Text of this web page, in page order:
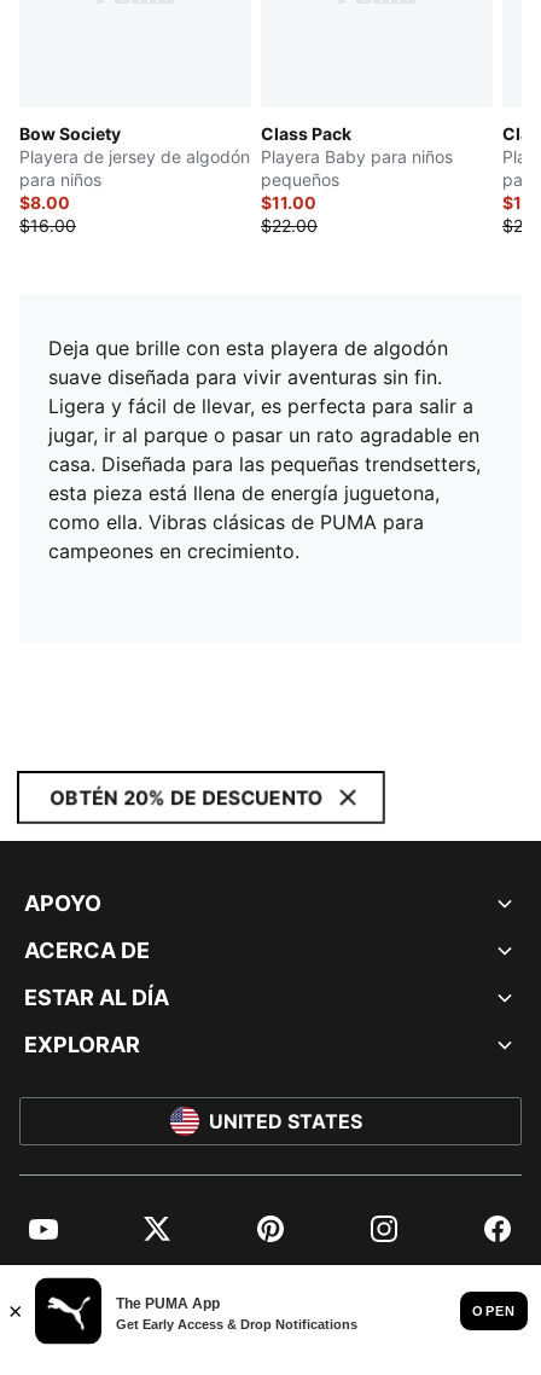
Bow Society
Playera de jersey de algodón
para niños
$8.00
$16.00
Class Pack
Playera Baby para niños
pequeños
$11.00
$22.00
Deja que brille con esta playera de algodón
suave diseñada para vivir aventuras sin fin.
Ligera y fácil de llevar, es perfecta para salir a
jugar, ir al parque o pasar un rato agradable en
casa. Diseñada para las pequeñas trendsetters,
esta pieza está llena de energía juguetona,
como ella. Vibras clásicas de PUMA para
campeones en crecimiento.
OBTÉN 20% DE DESCUENTO
APOYO
ACERCA DE
ESTAR AL DÍA
EXPLORAR
UNITED STATES
YouTube Twitter Pinterest Instagram
© PUMA NORTH AMERICA, INC.
IMPRINT AND LEGAL DATA